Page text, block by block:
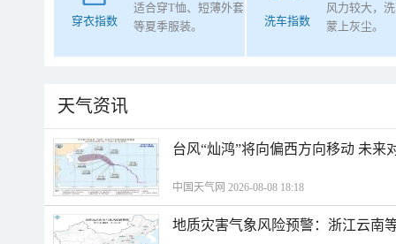
穿衣指数
适合穿T恤、短薄外套
等夏季服装。
洗车指数
风力较大，
蒙上灰尘。
天气资讯
台风“灿鸿”将向偏西方向移动 未来
中国天气网 2026-08-08 18:18
地质灾害气象风险预警：浙江云南